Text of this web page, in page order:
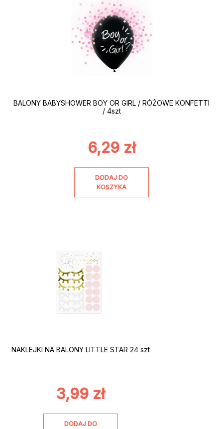
BALONY BABYSHOWER BOY OR GIRL / RÓŻOWE KONFETTI
/ 4szt
6,29 zł
DODAJ DO
KOSZYKA
NAKLEJKI NA BALONY LITTLE STAR 24 szt
3,99 zł
DODAJ DO